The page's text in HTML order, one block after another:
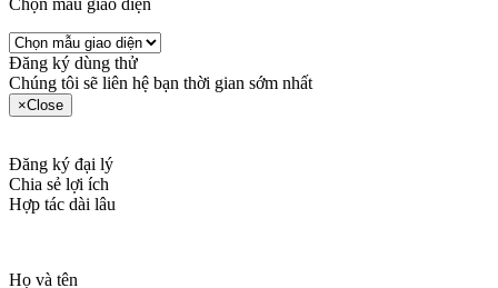
Đăng ký dùng thử
Chúng tôi sẽ liên hệ bạn thời gian sớm nhất
×Close
Đăng ký đại lý
Chia sẻ lợi ích
Hợp tác dài lâu
Họ và tên